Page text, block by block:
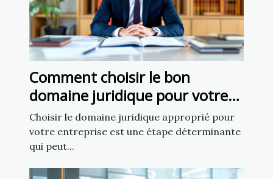
Comment choisir le bon
domaine juridique pour votre
affaire
Choisir le domaine juridique approprié pour
votre entreprise est une étape déterminante
qui peut...